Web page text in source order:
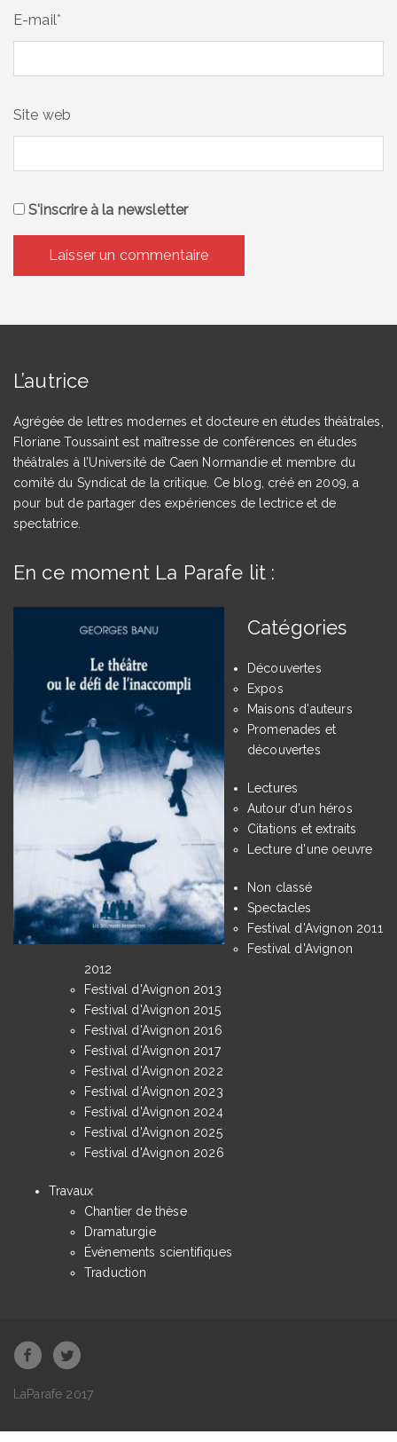
E-mail*
Site web
S'inscrire à la newsletter
L’autrice
Agrégée de lettres modernes et docteure en études théâtrales,
Floriane Toussaint est maîtresse de conférences en études
théâtrales à l’Université de Caen Normandie et membre du
comité du Syndicat de la critique. Ce blog, créé en 2009, a
pour but de partager des expériences de lectrice et de
spectatrice.
En ce moment La Parafe lit :
Catégories
Découvertes
Expos
Maisons d'auteurs
Promenades et
découvertes
Lectures
Autour d'un héros
Citations et extraits
Lecture d'une oeuvre
Non classé
Spectacles
Festival d'Avignon 2011
Festival d'Avignon
2012
Festival d'Avignon 2013
Festival d'Avignon 2015
Festival d'Avignon 2016
Festival d'Avignon 2017
Festival d'Avignon 2022
Festival d'Avignon 2023
Festival d'Avignon 2024
Festival d'Avignon 2025
Festival d'Avignon 2026
Travaux
Chantier de thèse
Dramaturgie
Événements scientifiques
Traduction
LaParafe 2017